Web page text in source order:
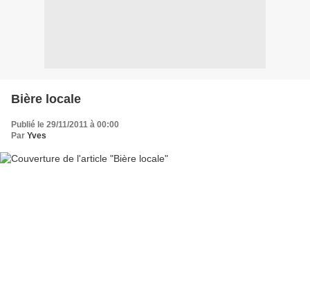
Bière locale
Publié le 29/11/2011 à 00:00
Par Yves